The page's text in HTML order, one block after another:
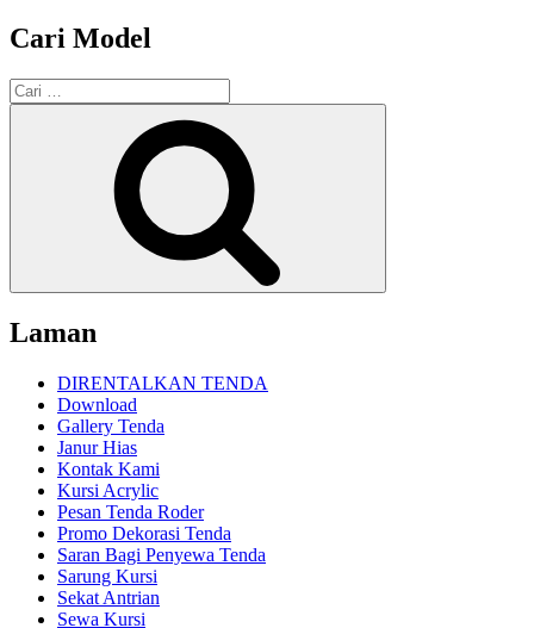
Cari Model
Pencarian
untuk:
Laman
DIRENTALKAN TENDA
Download
Gallery Tenda
Janur Hias
Kontak Kami
Kursi Acrylic
Pesan Tenda Roder
Promo Dekorasi Tenda
Saran Bagi Penyewa Tenda
Sarung Kursi
Sekat Antrian
Sewa Kursi